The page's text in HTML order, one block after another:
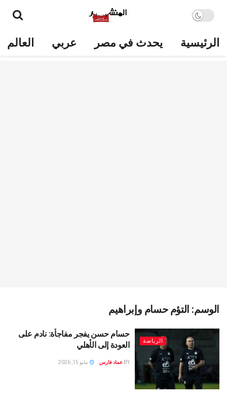
الرئيسية يحدث في مصر عربي العالم
الوسم: التؤم حسام وإبراهيم
الرياضة
حسام حسن يفجر مفاجأة: نادم على
العودة إلى الأهلي
BY عماد فارس مايو 15, 2026